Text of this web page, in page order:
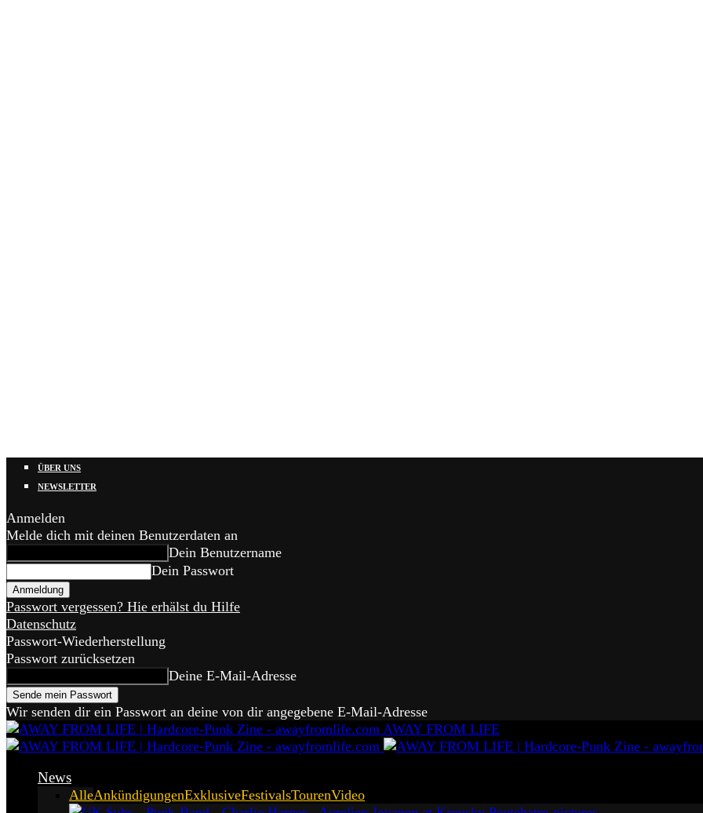
ÜBER UNS
NEWSLETTER
Anmelden
Melde dich mit deinen Benutzerdaten an
Dein Benutzername
Dein Passwort
Passwort vergessen? Hie erhälst du Hilfe
Datenschutz
Passwort-Wiederherstellung
Passwort zurücksetzen
Deine E-Mail-Adresse
Wir senden dir ein Passwort an deine von dir angegebene E-Mail-Adresse
AWAY FROM LIFE
News
AlleAnkündigungenExklusiveFestivalsTourenVideo